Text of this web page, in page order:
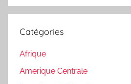
:
Catégories
Afrique
Amerique Centrale